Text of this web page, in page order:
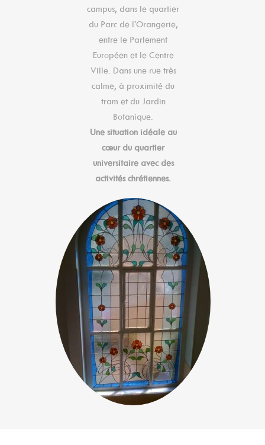
campus, dans le quartier
du Parc de l'Orangerie,
entre le Parlement
Européen et le Centre
Ville. Dans une rue très
calme, à proximité du
tram et du Jardin
Botanique.
Une situation idéale au
cœur du quartier
universitaire avec des
activités chrétiennes.